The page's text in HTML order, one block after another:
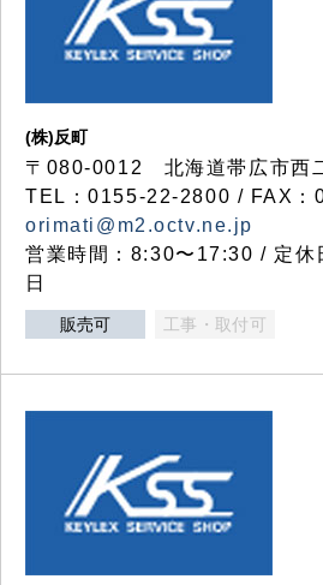
(株)反町
〒080-0012 北海道帯広市西
TEL：0155-22-2800 / FAX：
orimati@m2.octv.ne.jp
営業時間：8:30〜17:30 / 定休
日
販売可 工事・取付可